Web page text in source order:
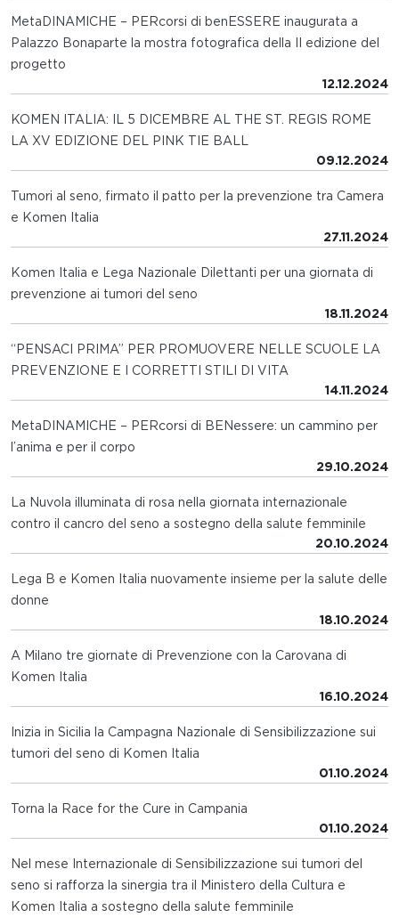
MetaDINAMICHE – PERcorsi di benESSERE inaugurata a
Palazzo Bonaparte la mostra fotografica della II edizione del
progetto
12.12.2024
KOMEN ITALIA: IL 5 DICEMBRE AL THE ST. REGIS ROME
LA XV EDIZIONE DEL PINK TIE BALL
09.12.2024
Tumori al seno, firmato il patto per la prevenzione tra Camera
e Komen Italia
27.11.2024
Komen Italia e Lega Nazionale Dilettanti per una giornata di
prevenzione ai tumori del seno
18.11.2024
“PENSACI PRIMA” PER PROMUOVERE NELLE SCUOLE LA
PREVENZIONE E I CORRETTI STILI DI VITA
14.11.2024
MetaDINAMICHE – PERcorsi di BENessere: un cammino per
l’anima e per il corpo
29.10.2024
La Nuvola illuminata di rosa nella giornata internazionale
contro il cancro del seno a sostegno della salute femminile
20.10.2024
Lega B e Komen Italia nuovamente insieme per la salute delle
donne
18.10.2024
A Milano tre giornate di Prevenzione con la Carovana di
Komen Italia
16.10.2024
Inizia in Sicilia la Campagna Nazionale di Sensibilizzazione sui
tumori del seno di Komen Italia
01.10.2024
Torna la Race for the Cure in Campania
01.10.2024
Nel mese Internazionale di Sensibilizzazione sui tumori del
seno si rafforza la sinergia tra il Ministero della Cultura e
Komen Italia a sostegno della salute femminile